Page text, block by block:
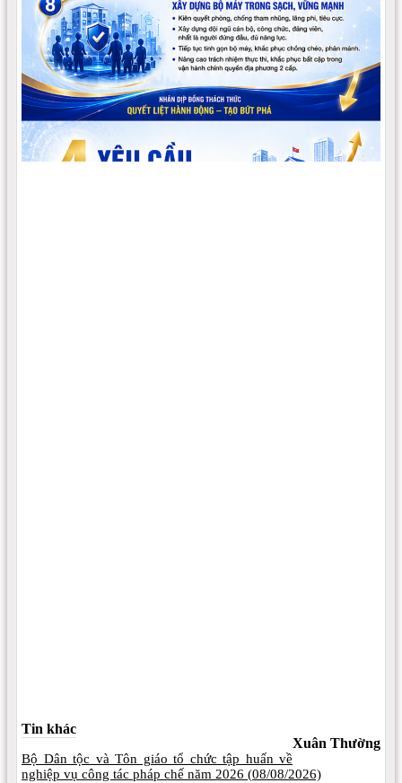
Xuân Thường
Tin khác
Bộ Dân tộc và Tôn giáo tổ chức tập huấn về
nghiệp vụ công tác pháp chế năm 2026 (08/08/2026)